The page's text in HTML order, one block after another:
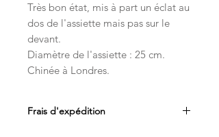
Très bon état, mis à part un éclat au
dos de l'assiette mais pas sur le
devant.
Diamètre de l'assiette : 25 cm.
Chinée à Londres.
Frais d'expédition